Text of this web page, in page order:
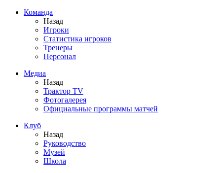
Команда
Назад
Игроки
Статистика игроков
Тренеры
Персонал
Медиа
Назад
Трактор TV
Фотогалерея
Официальные программы матчей
Клуб
Назад
Руководство
Музей
Школа